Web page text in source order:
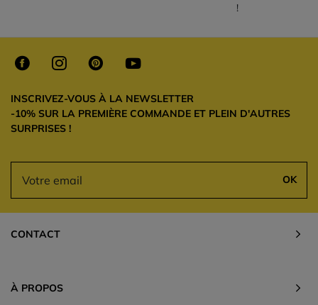
!
INSCRIVEZ-VOUS À LA NEWSLETTER
-10% SUR LA PREMIÈRE COMMANDE ET PLEIN D'AUTRES
SURPRISES !
OK
CONTACT
À PROPOS